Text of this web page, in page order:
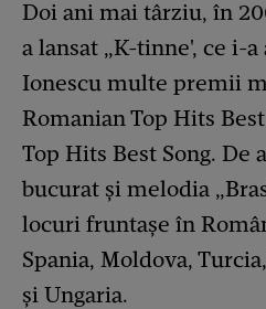
Doi ani mai târziu, în
a lansat „K-tinne', ce i-
Ionescu multe premii
Romanian Top Hits
Top Hits Best Song. De
bucurat și melodia
locuri fruntașe în
Spania, Moldova,
și Ungaria.